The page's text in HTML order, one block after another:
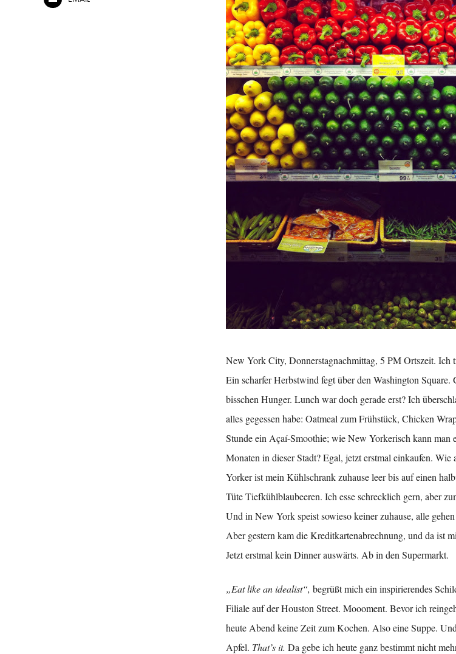
New York City, Donnerstagnachmittag, 5 PM Ortszeit. Ich
Ein scharfer Herbstwind fegt über den Washington Square.
bisschen Hunger. Lunch war doch gerade erst? Ich
alles gegessen habe: Oatmeal zum Frühstück, Chicken
Stunde ein Açaí-Smoothie; wie New Yorkerisch kann man
Monaten in dieser Stadt? Egal, jetzt erstmal einkaufen.
Yorker ist mein Kühlschrank zuhause leer bis auf einen
Tüte Tiefkühlblaubeeren. Ich esse schrecklich gern, aber
Und in New York speist sowieso keiner zuhause, alle
Aber gestern kam die Kreditkartenabrechnung, und da ist
Jetzt erstmal kein Dinner auswärts. Ab in den Supermarkt.
„Eat like an idealist“, begrüßt mich ein inspirierendes
Filiale auf der Houston Street. Moooment. Bevor ich
heute Abend keine Zeit zum Kochen. Also eine Suppe.
Apfel. That’s it. Da gebe ich heute ganz bestimmt nicht